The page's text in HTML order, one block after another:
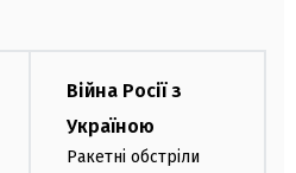
Війна Росії з
Україною
Ракетні обстріли